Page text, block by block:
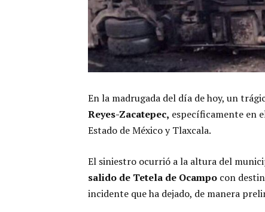
En la madrugada del día de hoy, un
Reyes-Zacatepec, específicamente en
Estado de México y Tlaxcala.
El siniestro ocurrió a la altura del
salido de Tetela de Ocampo con
incidente que ha dejado, de manera